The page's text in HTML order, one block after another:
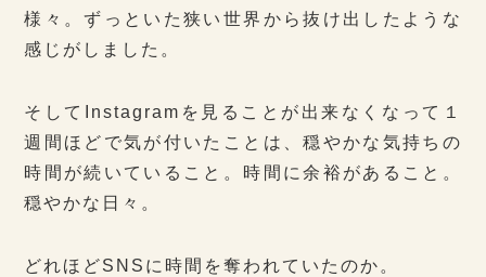
様々。ずっといた狭い世界から抜け出したような
感じがしました。
そしてInstagramを見ることが出来なくなって１
週間ほどで気が付いたことは、穏やかな気持ちの
時間が続いていること。時間に余裕があること。
穏やかな日々。
どれほどSNSに時間を奪われていたのか。